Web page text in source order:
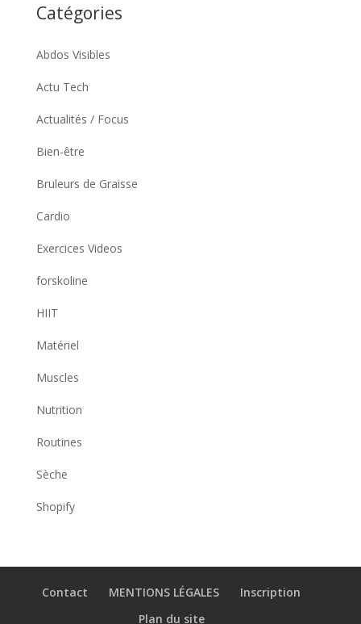
Catégories
Abdos Visibles
Actu Tech
Actualités / Focus
Bien-être
Bruleurs de Graisse
Cardio
Exercices Videos
forskoline
HIIT
Matériel
Muscles
Nutrition
Routines
Sèche
Shopify
Contact MENTIONS LÉGALES
Inscription
Plan du site